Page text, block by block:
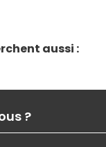
aussi :
?